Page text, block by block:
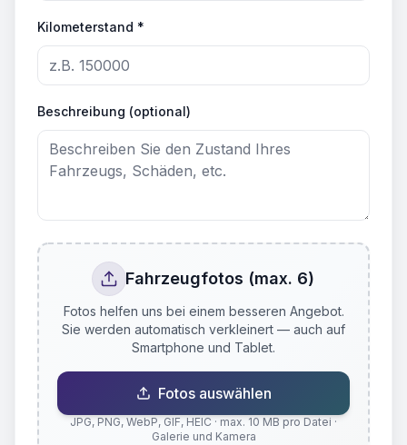
Kilometerstand *
Beschreibung (optional)
Fahrzeugfotos (max. 6)
Fotos helfen uns bei einem besseren Angebot.
Sie werden automatisch verkleinert — auch auf
Smartphone und Tablet.
Fotos auswählen
JPG, PNG, WebP, GIF, HEIC · max. 10 MB pro Datei ·
Galerie und Kamera